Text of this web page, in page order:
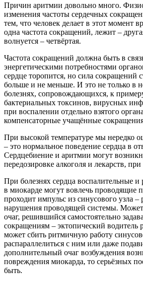
Причин аритмии довольно много.
изменения частоты сердечных
тем, что человек делает в этот момент
одна частота сокращений, лежит –
волнуется – четвёртая.
Частота сокращений должна быть в
энергетическими потребностями
сердце торопится, но сила сокращений
больше и не меньше. И это не только в
болезнях, сопровождающихся, к
бактериальных токсинов, вирусных
при воспалении отдельно взятого
компенсаторные учащённые
При высокой температуре мы нередко
– это нормальное поведение сердца в
Сердцебиение и аритмии могут
передозировке алкоголя и лекарств, при
При болезнях сердца воспалительные
в миокарде могут вовлечь проводящие
проходит импульс из синусового узла –
нарушения проводящей системы.
очаг, решившийся самостоятельно
сокращениям – эктопический водитель
может сбить ритмичную работу
распараллелиться с ним или даже
дополнительный очаг возбуждения
повреждения миокарда, то серьёзных
быть.